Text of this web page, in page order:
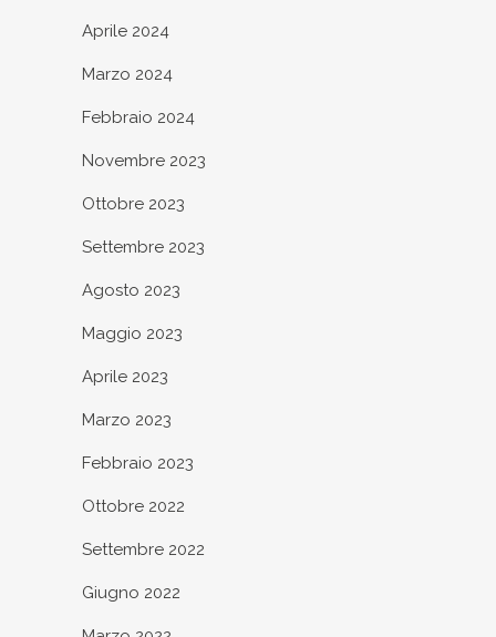
Aprile 2024
Marzo 2024
Febbraio 2024
Novembre 2023
Ottobre 2023
Settembre 2023
Agosto 2023
Maggio 2023
Aprile 2023
Marzo 2023
Febbraio 2023
Ottobre 2022
Settembre 2022
Giugno 2022